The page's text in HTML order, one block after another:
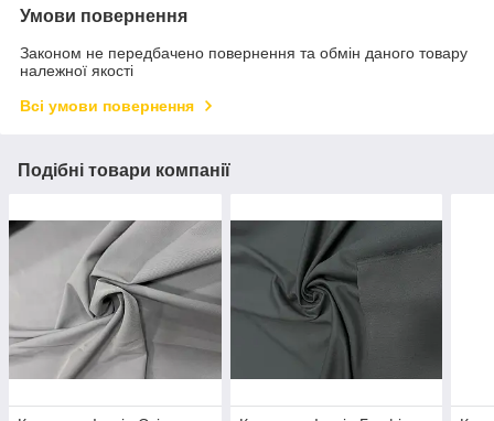
Умови повернення
Законом не передбачено повернення та обмін даного товару
належної якості
Всі умови повернення
Подібні товари компанії